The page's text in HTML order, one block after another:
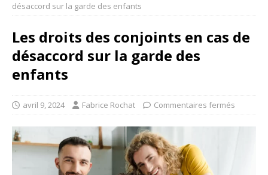
désaccord sur la garde des enfants
Les droits des conjoints en cas de
désaccord sur la garde des
enfants
avril 9, 2024 Fabrice Rochat Commentaires fermés